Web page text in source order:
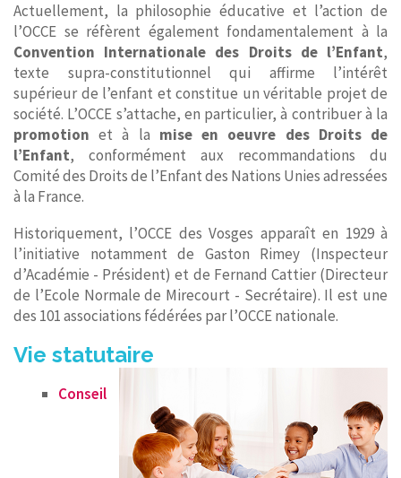
Actuellement, la philosophie éducative et l’action de
l’OCCE se réfèrent également fondamentalement à la
Convention Internationale des Droits de l’Enfant,
texte supra-constitutionnel qui affirme l’intérêt
supérieur de l’enfant et constitue un véritable projet de
société. L’OCCE s’attache, en particulier, à contribuer à la
promotion et à la mise en oeuvre des Droits de
l’Enfant, conformément aux recommandations du
Comité des Droits de l’Enfant des Nations Unies adressées
à la France.
Historiquement, l’OCCE des Vosges apparaît en 1929 à
l’initiative notamment de Gaston Rimey (Inspecteur
d’Académie - Président) et de Fernand Cattier (Directeur
de l’Ecole Normale de Mirecourt - Secrétaire). Il est une
des 101 associations fédérées par l’OCCE nationale.
Vie statutaire
Conseil